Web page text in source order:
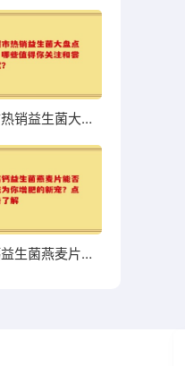
超市热销益生菌大盘点，哪些值得你关注和尝试？
高钙益生菌燕麦片能否成为你增肥的新宠？点击了解